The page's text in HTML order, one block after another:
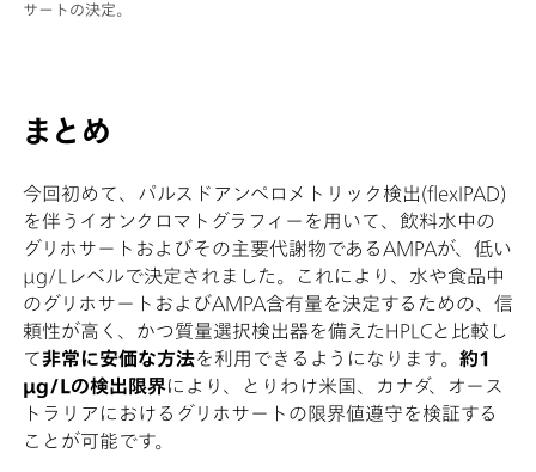
サートの決定。
まとめ
今回初めて、パルスドアンペロメトリック検出(flexIPAD)
を伴うイオンクロマトグラフィーを用いて、飲料水中の
グリホサートおよびその主要代謝物であるAMPAが、低い
µg/Lレベルで決定されました。これにより、水や食品中
のグリホサートおよびAMPA含有量を決定するための、信
頼性が高く、かつ質量選択検出器を備えたHPLCと比較し
て非常に安価な方法を利用できるようになります。 約1
µg/Lの検出限界により、とりわけ米国、カナダ、オース
トラリアにおけるグリホサートの限界値遵守を検証する
ことが可能です。